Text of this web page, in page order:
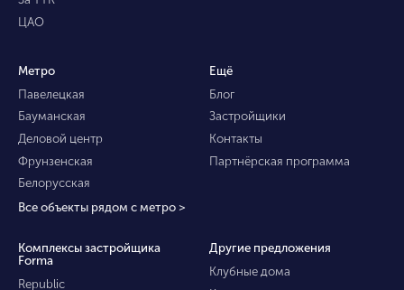
ЦАО
Метро
Павелецкая
Бауманская
Деловой центр
Фрунзенская
Белорусская
Все объекты рядом с метро >
Ещё
Блог
Застройщики
Контакты
Партнёрская программа
Комплексы застройщика
Forma
Republic
Другие предложения
Клубные дома